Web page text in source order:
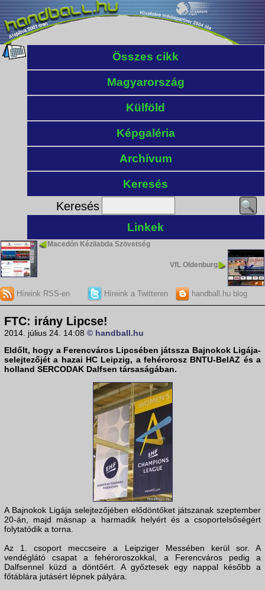
Összes cikk
Magyarország
Külföld
Képgaléria
Archívum
Keresés
Keresés
Linkek
Macedón Kézilabda Szövetség
VfL Oldenburg
Híreink RSS-en Híreink a Twitteren handball.hu blog
FTC: irány Lipcse!
2014. július 24. 14:08 © handball.hu
Eldőlt, hogy a Ferencváros Lipcsében játssza Bajnokok Ligája-
selejtezőjét a hazai HC Leipzig, a fehérorosz BNTU-BelAZ és a
holland SERCODAK Dalfsen társaságában.
A Bajnokok Ligája selejtezőjében elődöntőket játszanak szeptember
20-án, majd másnap a harmadik helyért és a csoportelsőségért
folytatódik a torna.
Az 1. csoport meccseire a Leipziger Messében kerül sor. A
vendéglátó csapat a fehéroroszokkal, a Ferencváros pedig a
Dalfsennel küzd a döntőért. A győztesek egy nappal később a
főtáblára jutásért lépnek pályára.